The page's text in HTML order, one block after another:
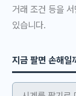
거래 조건 등을
있습니다.
지금 팔면 손해일